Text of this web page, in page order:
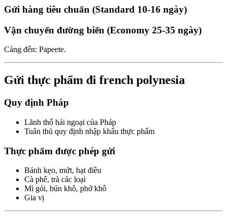
Gửi hàng tiêu chuẩn (Standard 10-16 ngày)
Vận chuyển đường biển (Economy 25-35 ngày)
Cảng đến: Papeete.
Gửi thực phẩm đi french polynesia
Quy định Pháp
Lãnh thổ hải ngoại của Pháp
Tuân thủ quy định nhập khẩu thực phẩm
Thực phẩm được phép gửi
Bánh kẹo, mứt, hạt điều
Cà phê, trà các loại
Mì gói, bún khô, phở khô
Gia vị